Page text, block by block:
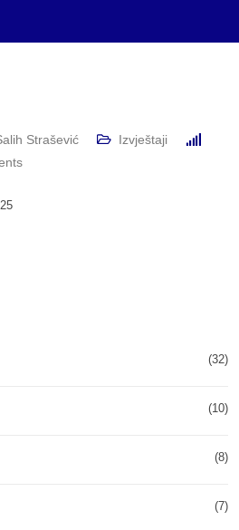
Strašević
Izvještaji
(32)
(10)
(8)
(7)